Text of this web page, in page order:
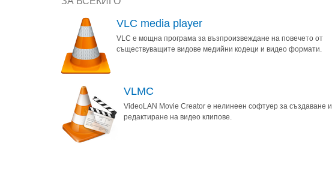
VLC media player
VLC е мощна програма за възпроизвеждане на повечето от
съществуващите видове медийни кодеци и видео формати.
VLMC
VideoLAN Movie Creator е нелинеен софтуер за създаване и
редактиране на видео клипове.